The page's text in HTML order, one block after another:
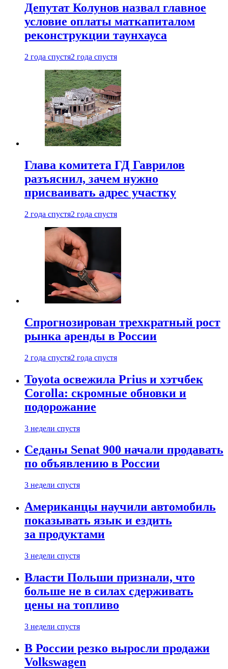
Депутат Колунов назвал главное
условие оплаты маткапиталом
реконструкции таунхауса
2 года спустя2 года спустя
Глава комитета ГД Гаврилов
разъяснил, зачем нужно
присваивать адрес участку
2 года спустя2 года спустя
Спрогнозирован трехкратный рост
рынка аренды в России
2 года спустя2 года спустя
Toyota освежила Prius и хэтчбек
Corolla: скромные обновки и
подорожание
3 недели спустя
Седаны Senat 900 начали продавать
по объявлению в России
3 недели спустя
Американцы научили автомобиль
показывать язык и ездить
за продуктами
3 недели спустя
Власти Польши признали, что
больше не в силах сдерживать
цены на топливо
3 недели спустя
В России резко выросли продажи
Volkswagen